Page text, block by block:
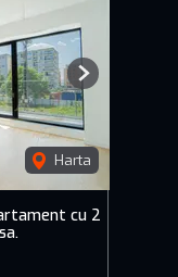
Harta
Next
cu 2